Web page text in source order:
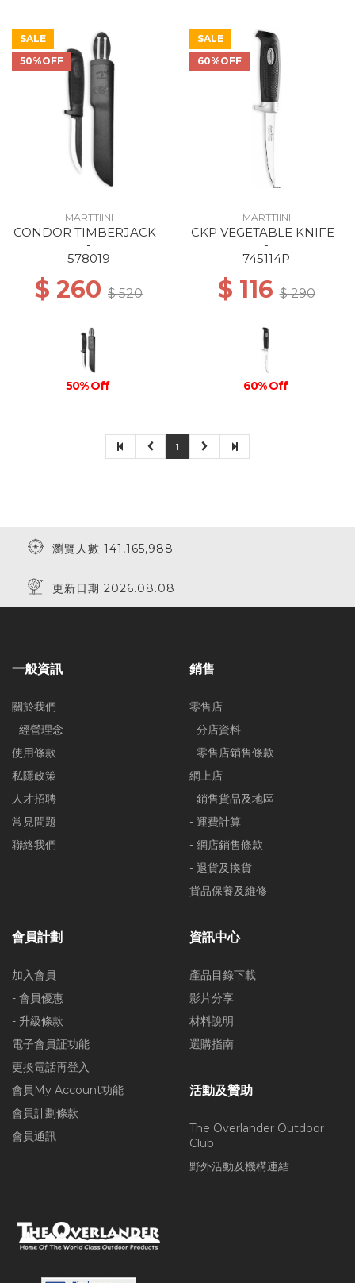
SALE
50%OFF
MARTTIINI
CONDOR TIMBERJACK -
-
578019
$ 260 $ 520
50% Off
SALE
60%OFF
MARTTIINI
CKP VEGETABLE KNIFE -
-
745114P
$ 116$ 290
60% Off
1
瀏覽人數 141,165,988
更新日期 2026.08.08
一般資訊
關於我們
- 經營理念
使用條款
私隱政策
人才招聘
常見問題
聯絡我們
銷售
零售店
- 分店資料
- 零售店銷售條款
網上店
- 銷售貨品及地區
- 運費計算
- 網店銷售條款
- 退貨及換貨
貨品保養及維修
會員計劃
加入會員
- 會員優惠
- 升級條款
電子會員証功能
更換電話再登入
會員My Account功能
會員計劃條款
會員通訊
資訊中心
產品目錄下載
影片分享
材料說明
選購指南
活動及贊助
The Overlander Outdoor
Club
野外活動及機構連結